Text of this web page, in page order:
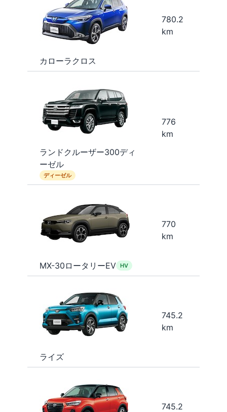
カローラクロス
780.2
km
ランドクルーザー300ディ
ーゼル
ディーゼル
776
km
MX-30ロータリーEV HV
770
km
ライズ
745.2
km
745.2